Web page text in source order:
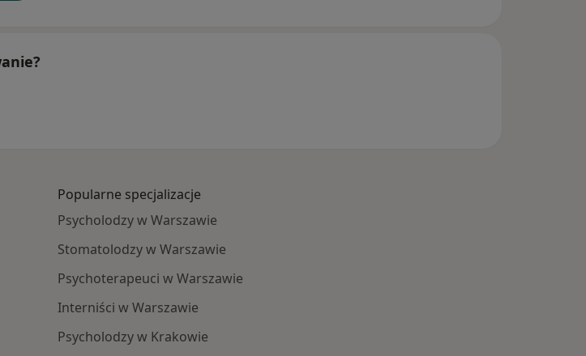
Popularne specjalizacje
Psycholodzy w Warszawie
Stomatolodzy w Warszawie
Psychoterapeuci w Warszawie
Interniści w Warszawie
Psycholodzy w Krakowie